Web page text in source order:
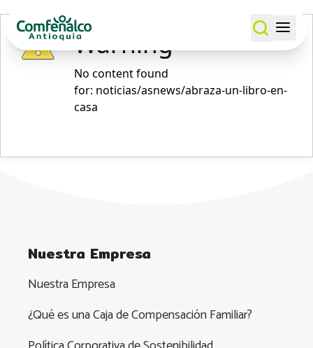
Warning
No content found
for: ‭noticias/asnews/abraza-un-libro-en-
casa‭
Nuestra Empresa
Nuestra Empresa
¿Qué es una Caja de Compensación Familiar?